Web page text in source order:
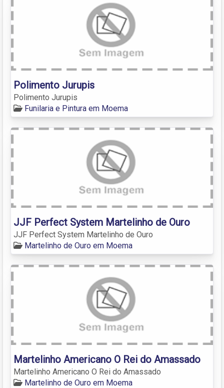
Polimento Jurupis
Polimento Jurupis
Funilaria e Pintura em Moema
JJF Perfect System Martelinho de Ouro
JJF Perfect System Martelinho de Ouro
Martelinho de Ouro em Moema
Martelinho Americano O Rei do Amassado
Martelinho Americano O Rei do Amassado
Martelinho de Ouro em Moema